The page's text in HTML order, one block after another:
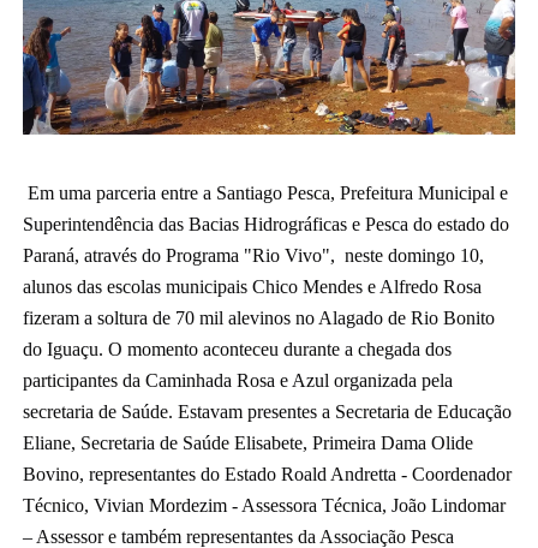
Em uma parceria entre a Santiago Pesca, Prefeitura Municipal e
Superintendência das Bacias Hidrográficas e Pesca do estado do
Paraná, através do Programa "Rio Vivo",  neste domingo 10,
alunos das escolas municipais Chico Mendes e Alfredo Rosa
fizeram a soltura de 70 mil alevinos no Alagado de Rio Bonito
do Iguaçu. O momento aconteceu durante a chegada dos
participantes da Caminhada Rosa e Azul organizada pela
secretaria de Saúde. Estavam presentes a Secretaria de Educação
Eliane, Secretaria de Saúde Elisabete, Primeira Dama Olide
Bovino, representantes do Estado Roald Andretta - Coordenador
Técnico, Vivian Mordezim - Assessora Técnica, João Lindomar
– Assessor e também representantes da Associação Pesca